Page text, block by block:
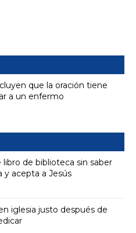
que la oración tiene
a un enfermo
libro de biblioteca sin saber
y acepta a Jesús
iglesia justo después de